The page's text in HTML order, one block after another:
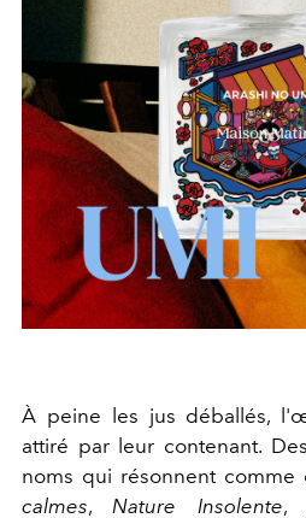
À peine les jus déballés,
attiré par leur contenant.
noms qui résonnent comme
calmes,Nature Insolente